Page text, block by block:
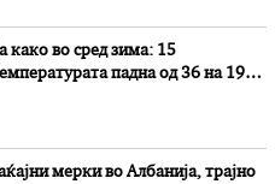
како во сред зима: 15
падна од 36 на 19
мерки во Aлбанија, трајно